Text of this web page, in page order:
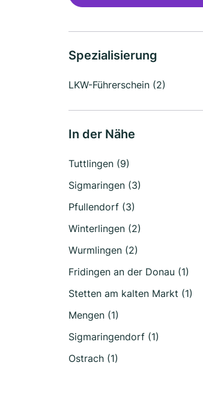
Spezialisierung
LKW-Führerschein (2)
In der Nähe
Tuttlingen (9)
Sigmaringen (3)
Pfullendorf (3)
Winterlingen (2)
Wurmlingen (2)
Fridingen an der Donau (1)
Stetten am kalten Markt (1)
Mengen (1)
Sigmaringendorf (1)
Ostrach (1)